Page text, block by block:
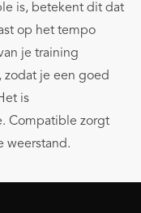
is, betekent dit dat
op het tempo
je training
je een goed
is
Compatible zorgt
weerstand.